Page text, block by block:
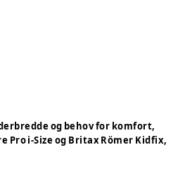
og behov for komfort,
i-Size og Britax Römer Kidfix,